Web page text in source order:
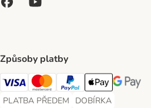
Způsoby platby
Visa Payment Method
Mastercard Payment Method
PayPal Payment Method
Apple pay
PLATBA PŘEDEM
DOBÍRKA